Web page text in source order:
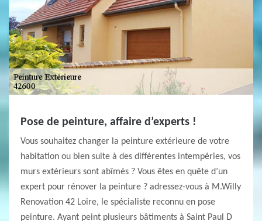
Pose de peinture, affaire d’experts !
Vous souhaitez changer la peinture extérieure de votre
habitation ou bien suite à des différentes intempéries, vos
murs extérieurs sont abîmés ? Vous êtes en quête d’un
expert pour rénover la peinture ? adressez-vous à M.Willy
Renovation 42 Loire, le spécialiste reconnu en pose
peinture. Ayant peint plusieurs bâtiments à Saint Paul D